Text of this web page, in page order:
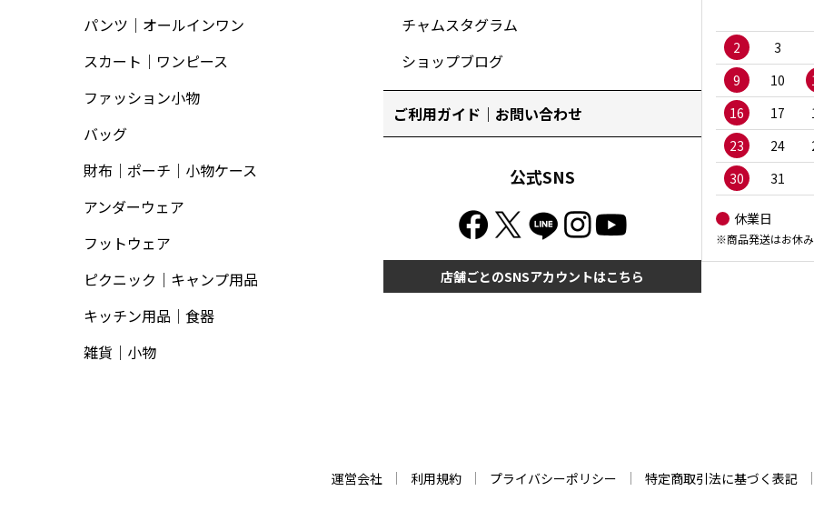
パンツ｜オールインワン
スカート｜ワンピース
ファッション小物
バッグ
財布｜ポーチ｜小物ケース
アンダーウェア
フットウェア
ピクニック｜キャンプ用品
キッチン用品｜食器
雑貨｜小物
チャムスタグラム
ショップブログ
ご利用ガイド｜お問い合わせ
公式SNS
店舗ごとのSNSアカウントはこちら
2
3
9
10
16
17
23
24
30
31
休業日
※商品発送はお休
運営会社 利用規約 プライバシーポリシー 特定商取引法に基づく表記